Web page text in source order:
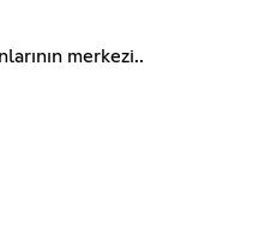
merkezi..